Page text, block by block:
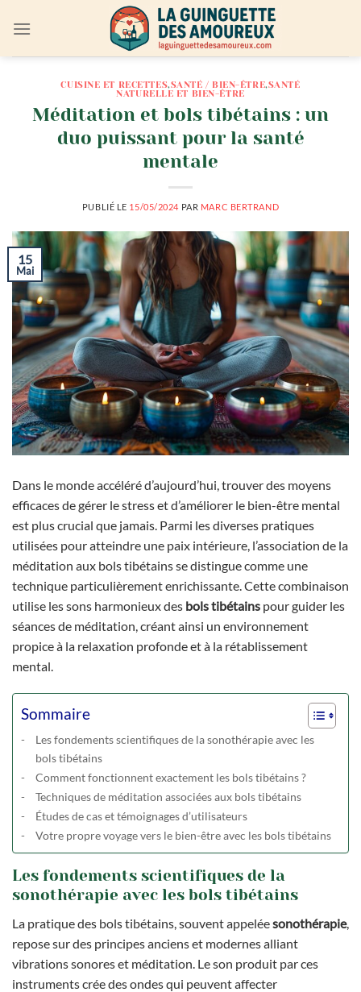
CUISINE ET RECETTES,SANTÉ / BIEN-ÊTRE,SANTÉ
NATURELLE ET BIEN-ÊTRE
Méditation et bols tibétains : un
duo puissant pour la santé
mentale
PUBLIÉ LE 15/05/2024 PAR MARC BERTRAND
15
Mai
Dans le monde accéléré d’aujourd’hui, trouver des moyens
efficaces de gérer le stress et d’améliorer le bien-être mental
est plus crucial que jamais. Parmi les diverses pratiques
utilisées pour atteindre une paix intérieure, l’association de la
méditation aux bols tibétains se distingue comme une
technique particulièrement enrichissante. Cette combinaison
utilise les sons harmonieux des bols tibétains pour guider les
séances de méditation, créant ainsi un environnement
propice à la relaxation profonde et à la rétablissement
mental.
Sommaire
Les fondements scientifiques de la sonothérapie avec les
bols tibétains
Comment fonctionnent exactement les bols tibétains ?
Techniques de méditation associées aux bols tibétains
Études de cas et témoignages d’utilisateurs
Votre propre voyage vers le bien-être avec les bols tibétains
Les fondements scientifiques de la
sonothérapie avec les bols tibétains
La pratique des bols tibétains, souvent appeléesonothérapie,
repose sur des principes anciens et modernes alliant
vibrations sonores et méditation. Le son produit par ces
instruments crée des ondes qui peuvent affecter